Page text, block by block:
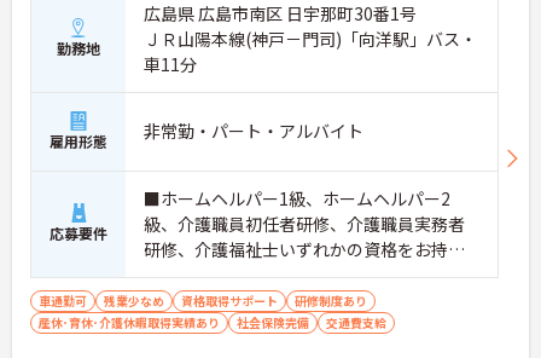
勤務地
広島県 広島市南区 日宇那町30番1号
ＪＲ山陽本線(神戸－門司)「向洋駅」バス・
車11分
雇用形態 非常勤・パート・アルバイト
応募要件
■ホームヘルパー1級、ホームヘルパー2
級、介護職員初任者研修、介護職員実務者
研修、介護福祉士いずれかの資格をお持ち
の方
車通勤可 残業少なめ 資格取得サポート
研修制度あり
産休･育休･介護休暇取得実績あり
社会保険完備 交通費支給